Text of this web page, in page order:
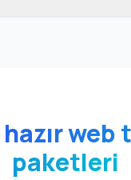
hazır web
paketleri